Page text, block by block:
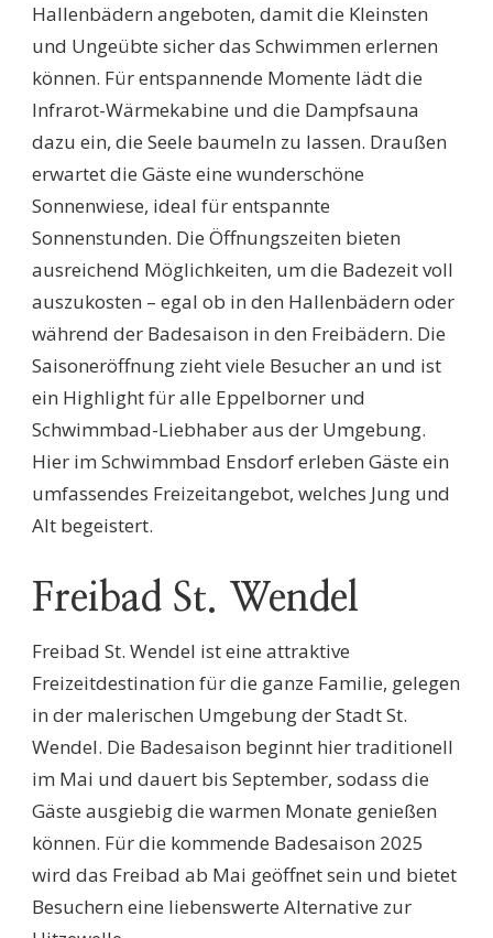
Hallenbädern angeboten, damit die Kleinsten
und Ungeübte sicher das Schwimmen erlernen
können. Für entspannende Momente lädt die
Infrarot-Wärmekabine und die Dampfsauna
dazu ein, die Seele baumeln zu lassen. Draußen
erwartet die Gäste eine wunderschöne
Sonnenwiese, ideal für entspannte
Sonnenstunden. Die Öffnungszeiten bieten
ausreichend Möglichkeiten, um die Badezeit voll
auszukosten – egal ob in den Hallenbädern oder
während der Badesaison in den Freibädern. Die
Saisoneröffnung zieht viele Besucher an und ist
ein Highlight für alle Eppelborner und
Schwimmbad-Liebhaber aus der Umgebung.
Hier im Schwimmbad Ensdorf erleben Gäste ein
umfassendes Freizeitangebot, welches Jung und
Alt begeistert.
Freibad St. Wendel
Freibad St. Wendel ist eine attraktive
Freizeitdestination für die ganze Familie, gelegen
in der malerischen Umgebung der Stadt St.
Wendel. Die Badesaison beginnt hier traditionell
im Mai und dauert bis September, sodass die
Gäste ausgiebig die warmen Monate genießen
können. Für die kommende Badesaison 2025
wird das Freibad ab Mai geöffnet sein und bietet
Besuchern eine liebenswerte Alternative zur